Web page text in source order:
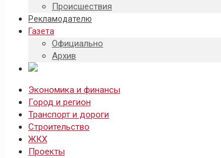
Происшествия
Рекламодателю
Газета
Официально
Архив
Экономика и финансы
Город и регион
Транспорт и дороги
Строительство
ЖКХ
Проекты